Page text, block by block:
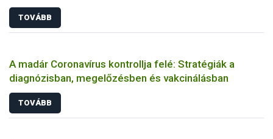
TOVÁBB
A madár Coronavírus kontrollja felé: Stratégiák a
diagnózisban, megelőzésben és vakcinálásban
TOVÁBB